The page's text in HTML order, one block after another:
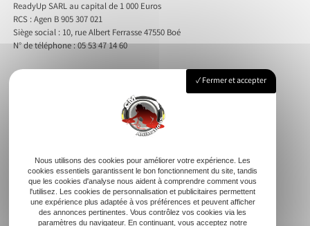
ReadyUp SARL au capital de 1 000 Euros
RCS : Agen B 905 307 021
Siège social : 10, rue Albert Ferrasse 47550 Boé
N° de téléphone : 05 53 47 14 60
Fermer et accepter
Nous utilisons des cookies pour améliorer votre expérience. Les
cookies essentiels garantissent le bon fonctionnement du site, tandis
que les cookies d'analyse nous aident à comprendre comment vous
l'utilisez. Les cookies de personnalisation et publicitaires permettent
une expérience plus adaptée à vos préférences et peuvent afficher
des annonces pertinentes. Vous contrôlez vos cookies via les
paramètres du navigateur. En continuant, vous acceptez notre